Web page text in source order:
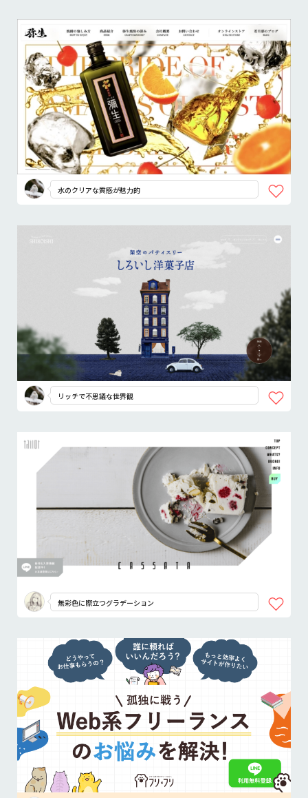
水のクリアな質感が魅力的
リッチで不思議な世界観
無彩色に際立つグラデーション